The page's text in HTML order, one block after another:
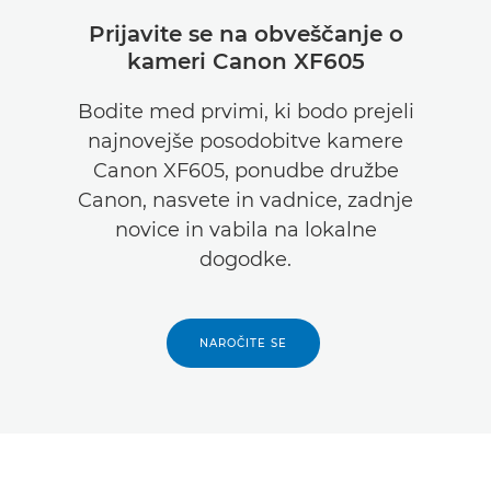
Prijavite se na obveščanje o
kameri Canon XF605
Bodite med prvimi, ki bodo prejeli
najnovejše posodobitve kamere
Canon XF605, ponudbe družbe
Canon, nasvete in vadnice, zadnje
novice in vabila na lokalne
dogodke.
NAROČITE SE